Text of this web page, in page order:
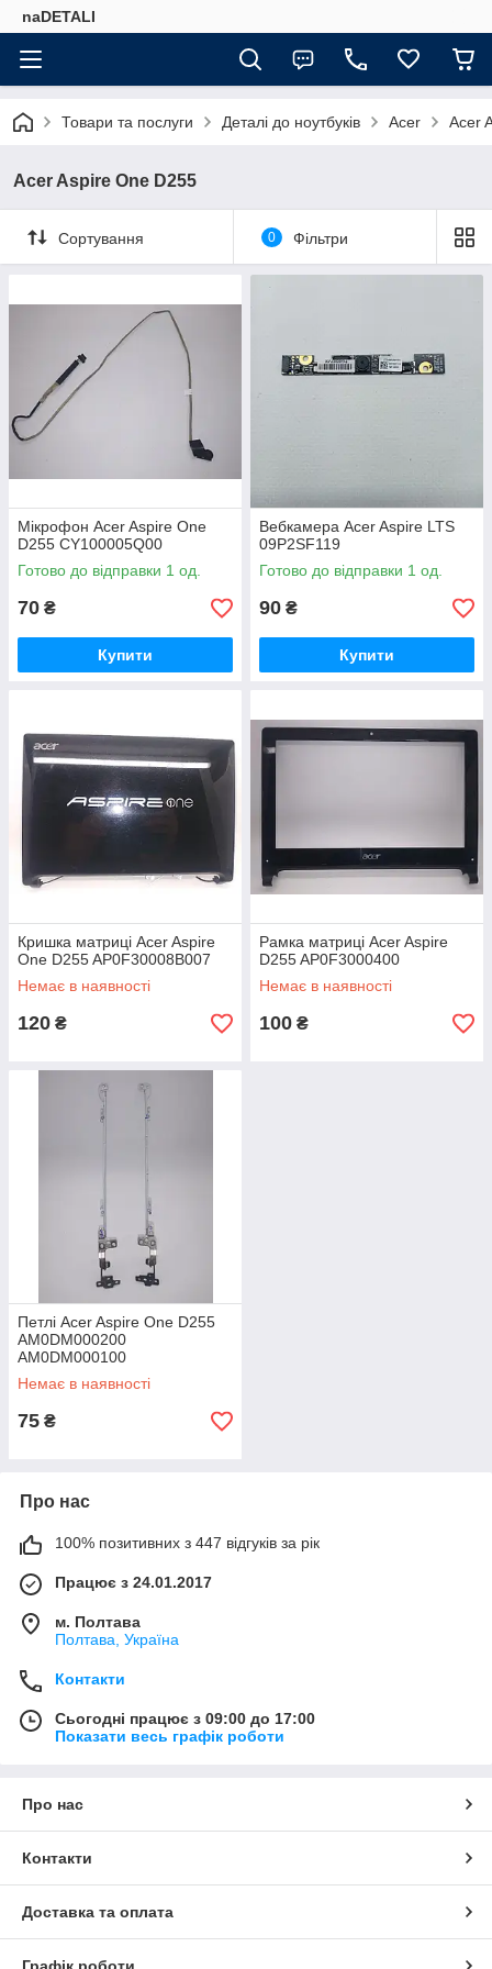
naDETALI
Товари та послуги Деталі до ноутбуків Acer Acer
Acer Aspire One D255
Сортування 0 Фільтри
Мікрофон Acer Aspire One
D255 CY100005Q00
Готово до відправки 1 од.
70 ₴
Купити
Вебкамера Acer Aspire LTS
09P2SF119
Готово до відправки 1 од.
90 ₴
Купити
Кришка матриці Acer Aspire
One D255 AP0F30008B007
Немає в наявності
120 ₴
Рамка матриці Acer Aspire
D255 AP0F3000400
Немає в наявності
100 ₴
Петлі Acer Aspire One D255
AM0DM000200
AM0DM000100
Немає в наявності
75 ₴
Про нас
100% позитивних з 447 відгуків за рік
Працює з 24.01.2017
м. Полтава
Полтава, Україна
Контакти
Сьогодні працює з 09:00 до 17:00
Показати весь графік роботи
Про нас
Контакти
Доставка та оплата